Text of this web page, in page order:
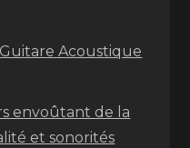
Guitare Acoustique
envoûtant de la
et sonorités